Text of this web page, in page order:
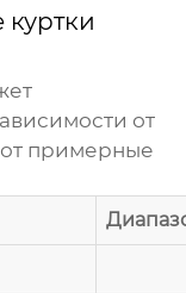
от
примерные